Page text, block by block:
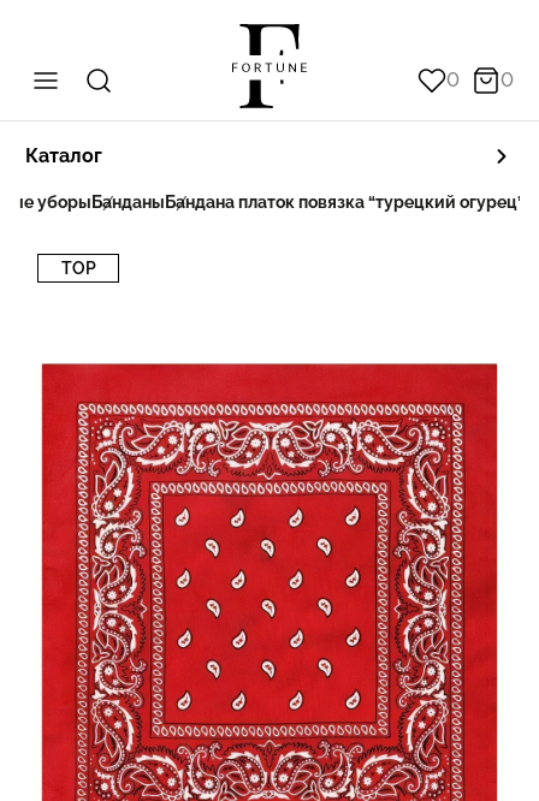
0 0
Каталог
уборы Банданы Бандана платок повязка “турецкий огурец”
TOP